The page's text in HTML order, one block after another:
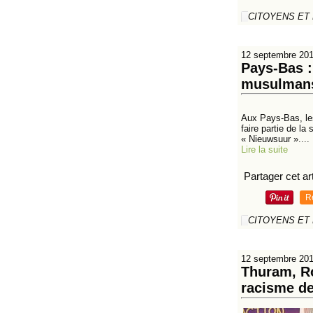
CITOYENS ET
12 septembre
Pays-Bas
Aux Pays-Bas,
faire partie de la
« Nieuwsuur »....
Lire la suite
Partager cet
CITOYENS ET
12 septembre
Thuram,
racisme